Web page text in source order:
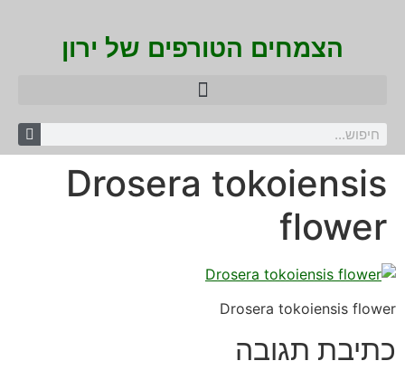
הצמחים הטורפים של ירון
Drosera tokoiensis
flower
Drosera tokoiensis flower
כתיבת תגובה